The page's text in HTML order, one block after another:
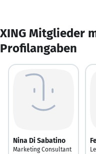
XING Mitglieder
Profilangaben
Nina Di Sabatino
Marketing Consultant